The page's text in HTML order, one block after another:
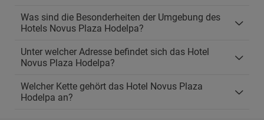
Was sind die Besonderheiten der Umgebung des
Hotels Novus Plaza Hodelpa?
Unter welcher Adresse befindet sich das Hotel
Novus Plaza Hodelpa?
Welcher Kette gehört das Hotel Novus Plaza
Hodelpa an?